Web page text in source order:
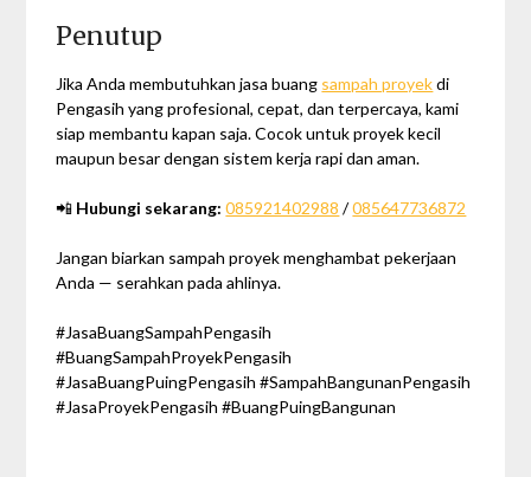
Penutup
Jika Anda membutuhkan jasa buang sampah proyekdi
Pengasih yang profesional, cepat, dan terpercaya, kami
siap membantu kapan saja. Cocok untuk proyek kecil
maupun besar dengan sistem kerja rapi dan aman.
📲 Hubungi sekarang: 085921402988 /085647736872
Jangan biarkan sampah proyek menghambat pekerjaan
Anda — serahkan pada ahlinya.
#JasaBuangSampahPengasih
#BuangSampahProyekPengasih
#JasaBuangPuingPengasih #SampahBangunanPengasih
#JasaProyekPengasih #BuangPuingBangunan